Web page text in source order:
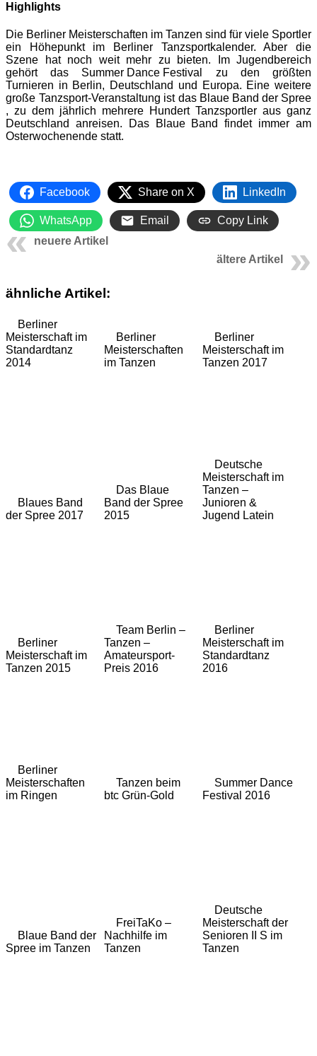
Highlights
Die Berliner Meisterschaften im Tanzen sind für viele Sportler
ein Höhepunkt im Berliner Tanzsportkalender. Aber die
Szene hat noch weit mehr zu bieten. Im Jugendbereich
gehört das Summer Dance Festival
zu den größten
Turnieren in Berlin, Deutschland und Europa. Eine weitere
große Tanzsport-Veranstaltung ist das Blaue Band der Spree
, zu dem jährlich mehrere Hundert Tanzsportler aus ganz
Deutschland anreisen. Das Blaue Band findet immer am
Osterwochenende statt.
Facebook Share on X LinkedIn
WhatsApp Email
Copy Link
neuere Artikel
ältere Artikel
ähnliche Artikel:
Berliner
Meisterschaft im
Standardtanz
2014
Berliner
Meisterschaften
im Tanzen
Berliner
Meisterschaft im
Tanzen 2017
Blaues Band
der Spree 2017
Das Blaue
Band der Spree
2015
Deutsche
Meisterschaft im
Tanzen –
Junioren &
Jugend Latein
Berliner
Meisterschaft im
Tanzen 2015
Team Berlin –
Tanzen –
Amateursport-
Preis 2016
Berliner
Meisterschaft im
Standardtanz
2016
Berliner
Meisterschaften
im Ringen
Tanzen beim
btc Grün-Gold
Summer Dance
Festival 2016
Blaue Band der
Spree im Tanzen
FreiTaKo –
Nachhilfe im
Tanzen
Deutsche
Meisterschaft der
Senioren II S im
Tanzen